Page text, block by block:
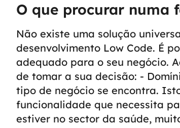
O que procurar numa
Não existe uma solução
desenvolvimento Low Code. É
adequado para o seu negócio.
de tomar a sua decisão: -
tipo de negócio se encontra.
funcionalidade que necessita
estiver no sector da saúde,